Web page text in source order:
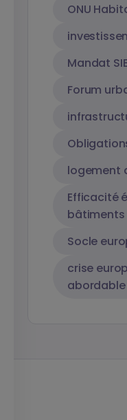
ONU
Mandat
Forum
logement
Efficacité
bâtiments
Socle
crise
abordable